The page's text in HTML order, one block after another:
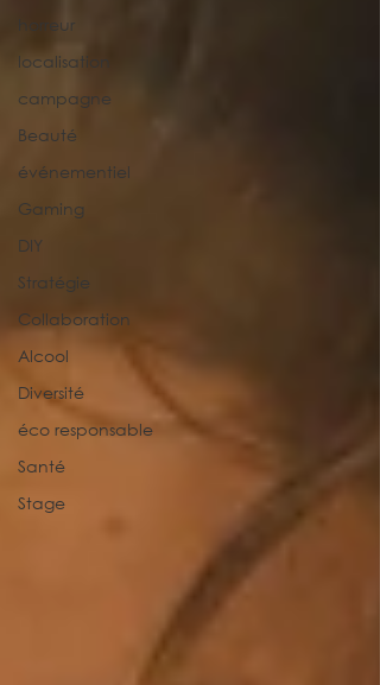
horreur
localisation
campagne
Beauté
événementiel
Gaming
DIY
Stratégie
Collaboration
Alcool
Diversité
éco responsable
Santé
Stage